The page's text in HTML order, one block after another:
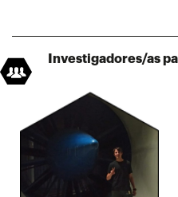
Investigadores/as